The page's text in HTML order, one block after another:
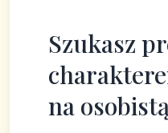
Szukasz
na